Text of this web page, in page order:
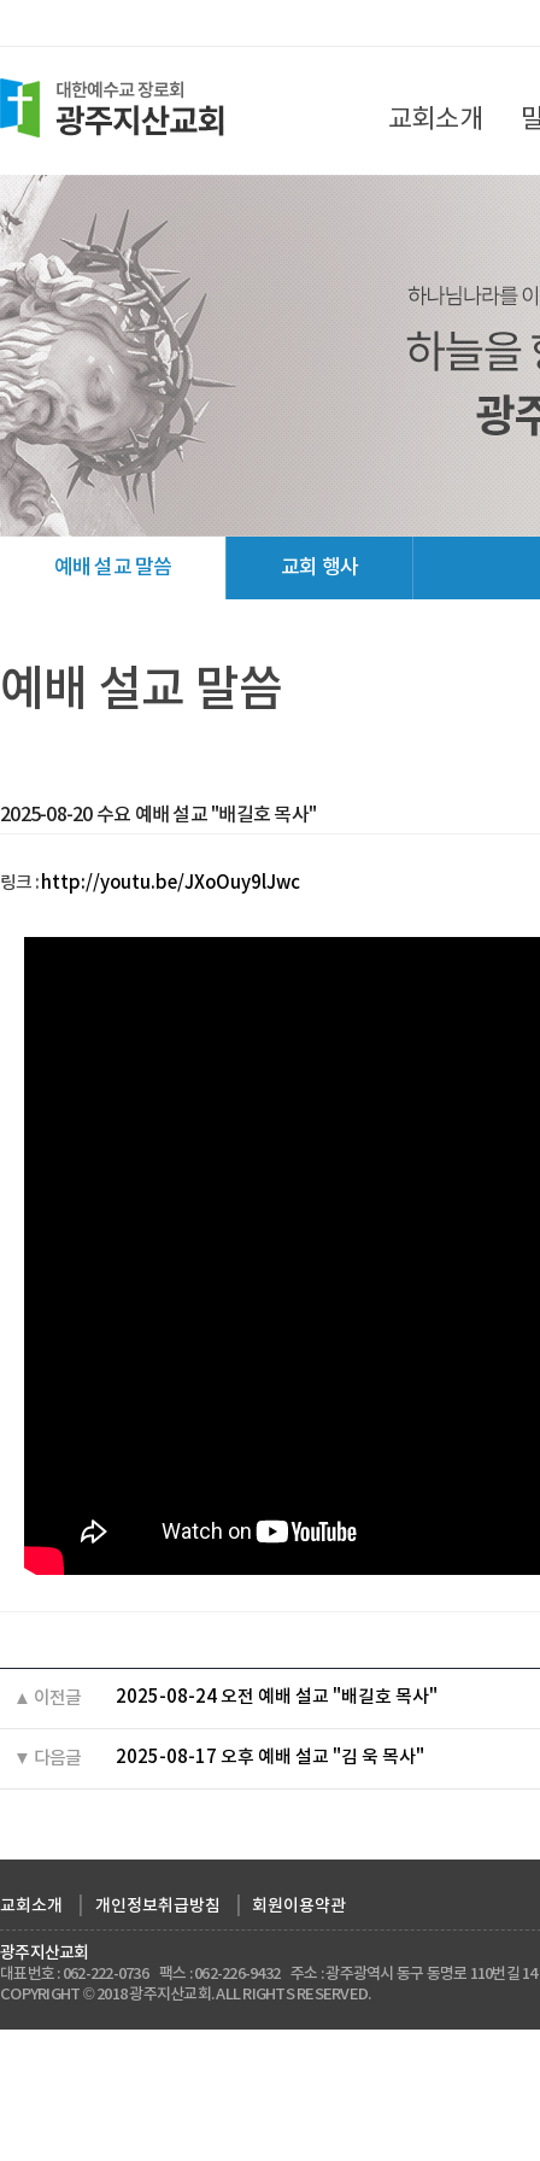
교회소개
찾아오시는 길
교회소식
예배 설교 말씀 교회 행사
예배 설교 말씀
2025-08-20 수요 예배 설교 "배길호 목사"
링크 : http://youtu.be/JXoOuy9lJwc
▲ 이전글 2025-08-24 오전 예배 설교 "배길호 목사"
▼ 다음글 2025-08-17 오후 예배 설교 "김 욱 목사"
교회소개 개인정보취급방침 회원이용약관
광주지산교회
대표번호 : 062-222-0736 팩스 : 062-226-9432 주소 : 광주광역시 동구 동명로 110번길 14
COPYRIGHT © 2018 광주지산교회. ALL RIGHTS RESERVED.